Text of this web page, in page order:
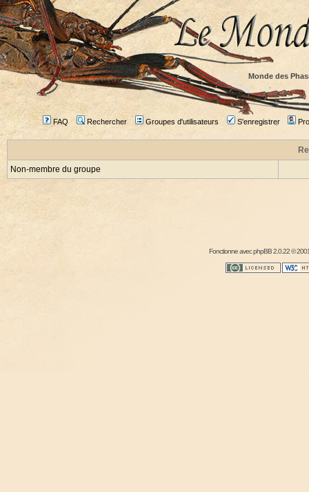
Monde des
FAQ Rechercher Groupes d'utilisateurs S'enregistrer
Non-membre du groupe
Fonctionne avecphpBB2.0.22 ©